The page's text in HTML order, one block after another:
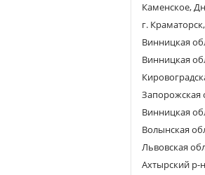
Каменское,
г.
Винницкая
Винницкая
Запорожская
Винницкая
Волынская
Львовская
Ахтырский р-